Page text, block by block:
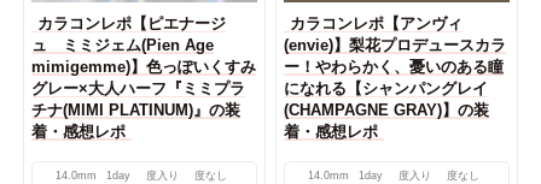
カラコンレポ【ピエナージ
ュ ミミジェム(Pien Age
mimigemme)】色っぽいくすみ
グレー×大人ハーフ『ミミプラ
チナ(MIMI PLATINUM)』の装
着・感想レポ
14.0mm 1day 度入り 度なし
カラコンレポ【アンヴィ
(envie)】梨花プロデュースカラ
ー！やわらかく、憂いのある瞳
になれる【シャンパングレイ
(CHAMPAGNE GRAY)】の装
着・感想レポ
14.0mm 1day 度入り 度なし